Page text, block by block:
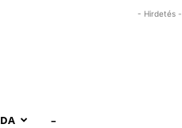
- Hirdetés -
–